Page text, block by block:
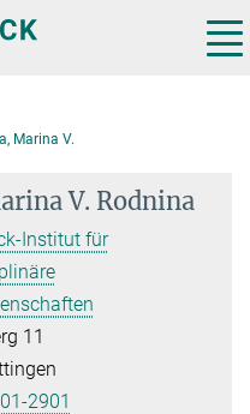
Marina V.
V. Rodnina
Institut für
11
2901